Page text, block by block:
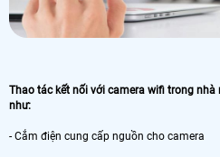
Thao tác kết nối với camera wifi trong
như:
- Cắm điện cung cấp nguồn cho camera